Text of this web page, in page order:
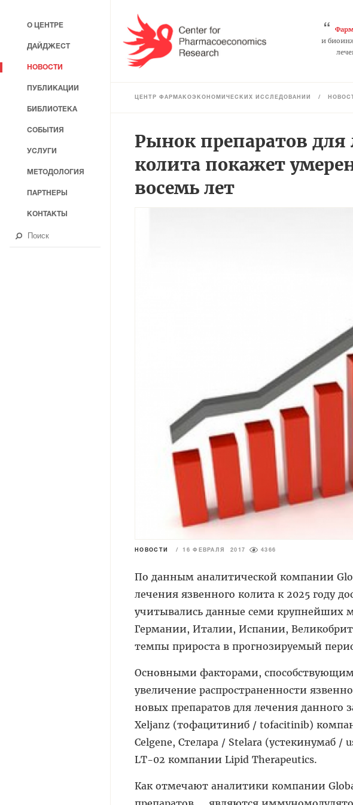
“
и
ЦЕНТР ФАРМАКОЭКОНОМИЧЕСКИХ ИССЛЕДОВАНИЙ /
Рынок препаратов для
колита покажет
восемь лет
НОВОСТИ / 16 ФЕВРАЛЯ 2017 4366
По данным аналитической компании
лечения язвенного колита к 2025 году
учитывались данные семи
Германии, Италии, Испании,
темпы прироста в прогнозируемый
Основными факторами,
увеличение распространенности
новых препаратов для лечения данного
Xeljanz (тофацитиниб / tofacitinib)
Celgene, Стелара / Stelara (устекинумаб
LT-02 компании Li­pid Therapeutics.
Как отмечают аналитики компании
О ЦЕНТРЕ
ДАЙДЖЕСТ
НОВОСТИ
ПУБЛИКАЦИИ
БИБЛИОТЕКА
СОБЫТИЯ
УСЛУГИ
МЕТОДОЛОГИЯ
ПАРТНЕРЫ
КОНТАКТЫ